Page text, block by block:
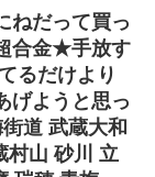
ねだって買っ
合金★手放す
るだけより
げようと思っ
道 武蔵大和
村山 砂川 立